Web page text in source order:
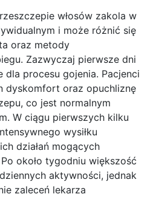
włosów zakola w
i może różnić się
oraz metody
Zazwyczaj pierwsze dni
procesu gojenia. Pacjenci
dyskomfort oraz opuchliznę
co jest normalnym
W ciągu pierwszych kilku
wysiłku
działań mogących
około tygodniu większość
aktywności, jednak
zaleceń lekarza